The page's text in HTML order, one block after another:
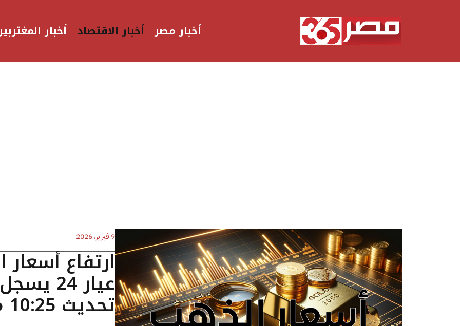
أخبار مصر أخبار الاقتصاد أخبار
9 فبراير، 2026
ارتفاع
تحديث 10:25 مساءًا